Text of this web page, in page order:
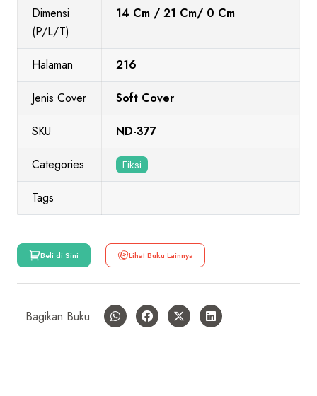
Dimensi
(P/L/T)
14 Cm / 21 Cm/ 0 Cm
Halaman 216
Jenis Cover Soft Cover
SKU ND-377
Categories Fiksi
Tags
Beli di Sini Lihat Buku Lainnya
Bagikan Buku